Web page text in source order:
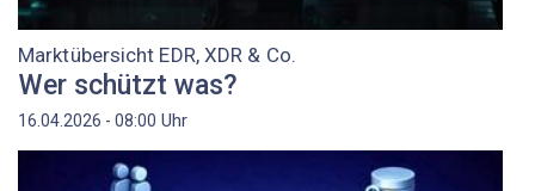
Marktübersicht EDR, XDR & Co.
Wer schützt was?
16.04.2026 - 08:00 Uhr